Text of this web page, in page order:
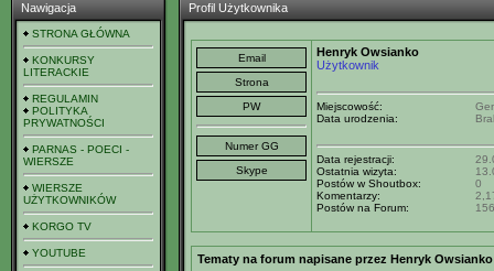
Nawigacja
STRONA GŁÓWNA
KONKURSY
LITERACKIE
REGULAMIN
POLITYKA
PRYWATNOŚCI
PARNAS - POECI -
WIERSZE
WIERSZE
UŻYTKOWNIKÓW
KORGO TV
YOUTUBE
Profil Użytkownika
Henryk Owsianko
Użytkownik
Miejscowość:
Data urodzenia:
Data rejestracji:
Ostatnia wizyta:
Postów w Shoutbox:
0
Komentarzy:
Postów na Forum:
156
Tematy na forum napisane przez Henryk Owsianko